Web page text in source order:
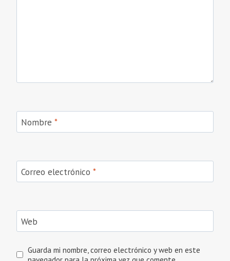
Nombre *
Correo electrónico *
Web
Guarda mi nombre, correo electrónico y web en este